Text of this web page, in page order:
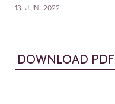
13. JUNI 2022
DOWNLOAD PDF